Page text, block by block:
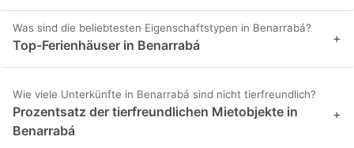
Was sind die beliebtesten Eigenschaftstypen in Benarrabá?
Top-Ferienhäuser in Benarrabá +
Wie viele Unterkünfte in Benarrabá sind nicht tierfreundlich?
Prozentsatz der tierfreundlichen Mietobjekte in
Benarrabá
+